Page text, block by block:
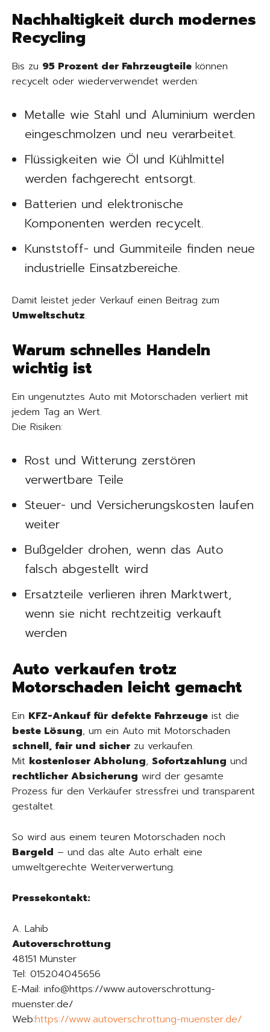
Nachhaltigkeit durch modernes
Recycling
Bis zu 95 Prozent der Fahrzeugteile können
recycelt oder wiederverwendet werden:
Metalle wie Stahl und Aluminium werden
eingeschmolzen und neu verarbeitet.
Flüssigkeiten wie Öl und Kühlmittel
werden fachgerecht entsorgt.
Batterien und elektronische
Komponenten werden recycelt.
Kunststoff- und Gummiteile finden neue
industrielle Einsatzbereiche.
Damit leistet jeder Verkauf einen Beitrag zum
Umweltschutz.
Warum schnelles Handeln
wichtig ist
Ein ungenutztes Auto mit Motorschaden verliert mit
jedem Tag an Wert.
Die Risiken:
Rost und Witterung zerstören
verwertbare Teile
Steuer- und Versicherungskosten laufen
weiter
Bußgelder drohen, wenn das Auto
falsch abgestellt wird
Ersatzteile verlieren ihren Marktwert,
wenn sie nicht rechtzeitig verkauft
werden
Auto verkaufen trotz
Motorschaden leicht gemacht
Ein KFZ-Ankauf für defekte Fahrzeuge ist die
beste Lösung, um ein Auto mit Motorschaden
schnell, fair und sicher zu verkaufen.
Mit kostenloser Abholung, Sofortzahlung und
rechtlicher Absicherung wird der gesamte
Prozess für den Verkäufer stressfrei und transparent
gestaltet.
So wird aus einem teuren Motorschaden noch
Bargeld – und das alte Auto erhält eine
umweltgerechte Weiterverwertung.
Pressekontakt:
A. Lahib
Autoverschrottung
48151 Münster
Tel: 015204045656
E-Mail: info@https://www.autoverschrottung-
muenster.de/
Web:https://www.autoverschrottung-muenster.de/